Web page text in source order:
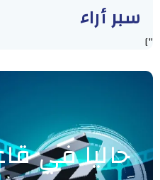
سبر أراء
"]
حاليا في